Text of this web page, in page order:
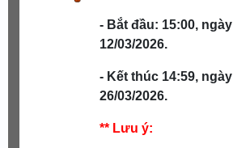
- Bắt đầu: 15:00, ngày
12/03/2026.
- Kết thúc 14:59, ngày
26/03/2026.
** Lưu ý: